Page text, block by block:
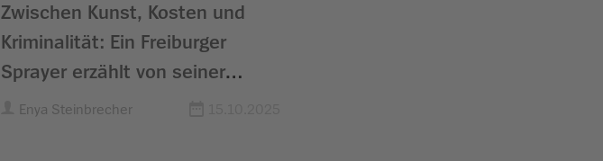
Zwischen Kunst, Kosten und
Kriminalität: Ein Freiburger
Sprayer erzählt von seiner
Vergangenheit
Enya Steinbrecher